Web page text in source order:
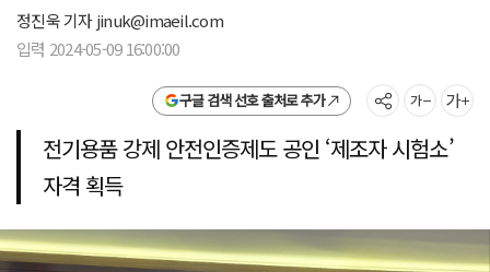
정진욱 기자jinuk@imaeil.com
입력 2024-05-09 16:00:00
구글 검색 선호 출처로 추가
전기용품 강제 안전인증제도 공인 ‘제조자 시험소’
자격 획득